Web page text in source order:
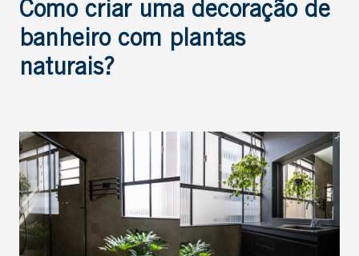
Como criar uma decoração de
banheiro com plantas
naturais?